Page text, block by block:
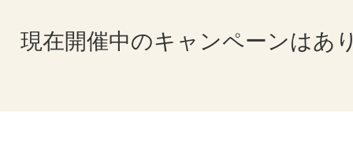
現在開催中のキャンペーンはあ